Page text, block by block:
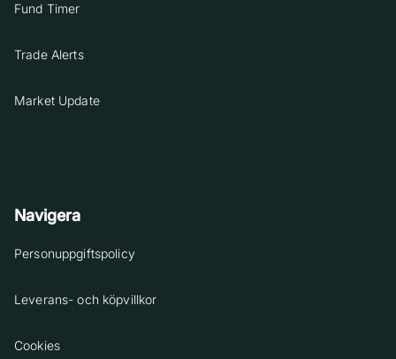
Fund Timer
Trade Alerts
Market Update
Navigera
Personuppgiftspolicy
Leverans- och köpvillkor
Cookies